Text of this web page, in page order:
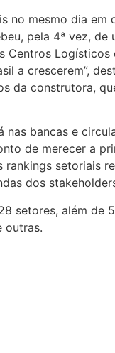
no mesmo dia
pela 4ª vez,
Centros
a crescerem”,
da construtora,
bancas e
de merecer a
setoriais
dos
setores, além de
outras.